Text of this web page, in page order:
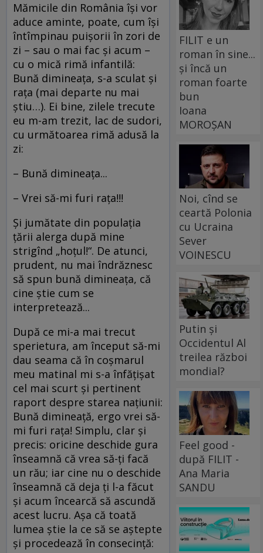
Mămicile din România îşi vor
aduce aminte, poate, cum îşi
întîmpinau puişorii în zori de
zi – sau o mai fac şi acum –
cu o mică rimă infantilă:
Bună dimineaţa, s-a sculat şi
raţa (mai departe nu mai
ştiu…). Ei bine, zilele trecute
eu m-am trezit, lac de sudori,
cu următoarea rimă adusă la
zi:
– Bună dimineaţa...
– Vrei să-mi furi raţa!!!
Şi jumătate din populaţia
ţării alerga după mine
strigînd „hoţul!“. De atunci,
prudent, nu mai îndrăznesc
să spun bună dimineaţa, că
cine ştie cum se
interpretează...
După ce mi-a mai trecut
sperietura, am început să-mi
dau seama că în coşmarul
meu matinal mi s-a înfăţişat
cel mai scurt şi pertinent
raport despre starea naţiunii:
Bună dimineaţă, ergo vrei să-
mi furi raţa! Simplu, clar şi
precis: oricine deschide gura
înseamnă că vrea să-ţi facă
un rău; iar cine nu o deschide
înseamnă că deja ţi l-a făcut
şi acum încearcă să ascundă
acest lucru. Aşa că toată
lumea ştie la ce să se aştepte
şi procedează în consecinţă:
FILIT e un
roman în sine...
și încă un
roman foarte
bun
Ioana
MOROȘAN
Noi, cînd se
ceartă Polonia
cu Ucraina
Sever
VOINESCU
Putin și
Occidentul Al
treilea război
mondial?
Feel good -
după FILIT -
Ana Maria
SANDU